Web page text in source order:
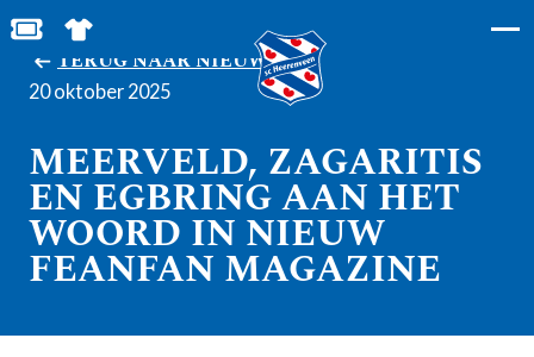
BESTEL JOUW TICKETS
SHOP IN DE FEANSTORE
TERUG NAAR NIEUWS
20 oktober 2025
MEERVELD, ZAGARITIS
EN EGBRING AAN HET
WOORD IN NIEUW
FEANFAN MAGAZINE